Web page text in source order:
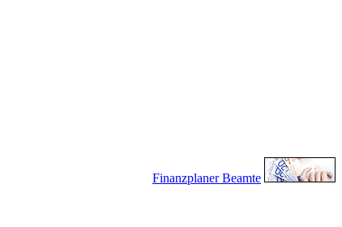
Finanzplaner Beamte